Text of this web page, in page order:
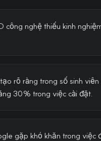
công nghệ thiếu kinh
rõ ràng trong số sinh
30% trong việc cài đặt.
gặp khó khăn trong